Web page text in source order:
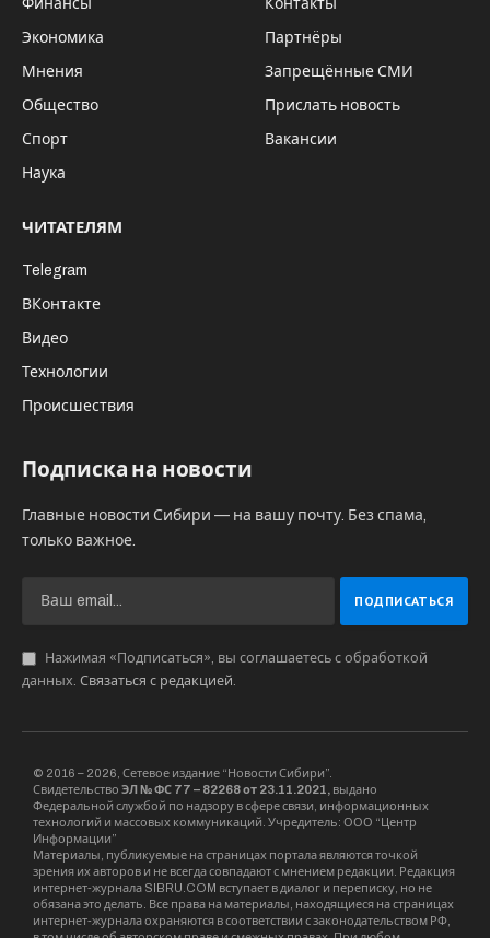
запрещенного в Интернете на территории
России). Соответствующее обращение
направлено свердловской общественной
организацией «Зов народа».
«Просим проверить Ройзмана на
спонсирование ЛГБТ* и подрыв государства», –
отметили в пресс-службе «Зова народа». В